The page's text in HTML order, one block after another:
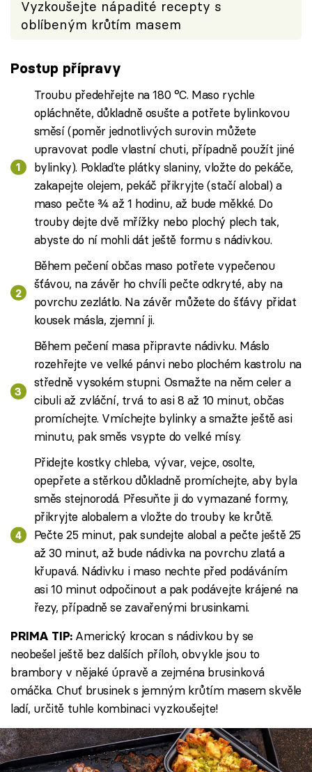
Vyzkoušejte nápadité recepty s
oblíbeným krůtím masem
Postup přípravy
Troubu předehřejte na 180 °C. Maso rychle
opláchněte, důkladně osušte a potřete bylinkovou
směsí (poměr jednotlivých surovin můžete
upravovat podle vlastní chuti, případně použít jiné
bylinky). Poklaďte plátky slaniny, vložte do pekáče,
zakapejte olejem, pekáč přikryjte (stačí alobal) a
maso pečte ¾ až 1 hodinu, až bude měkké. Do
trouby dejte dvě mřížky nebo plochý plech tak,
abyste do ní mohli dát ještě formu s nádivkou.
Během pečení občas maso potřete vypečenou
šťávou, na závěr ho chvíli pečte odkryté, aby na
povrchu zezlátlo. Na závěr můžete do šťávy přidat
kousek másla, zjemní ji.
Během pečení masa připravte nádivku. Máslo
rozehřejte ve velké pánvi nebo plochém kastrolu na
středně vysokém stupni. Osmažte na něm celer a
cibuli až zvláční, trvá to asi 8 až 10 minut, občas
promíchejte. Vmíchejte bylinky a smažte ještě asi
minutu, pak směs vsypte do velké mísy.
Přidejte kostky chleba, vývar, vejce, osolte,
opepřete a stěrkou důkladně promíchejte, aby byla
směs stejnorodá. Přesuňte ji do vymazané formy,
přikryjte alobalem a vložte do trouby ke krůtě.
Pečte 25 minut, pak sundejte alobal a pečte ještě 25
až 30 minut, až bude nádivka na povrchu zlatá a
křupavá. Nádivku i maso nechte před podáváním
asi 10 minut odpočinout a pak podávejte krájené na
řezy, případně se zavařenými brusinkami.
PRIMA TIP:Americký krocan s nádivkou by se
neobešel ještě bez dalších příloh, obvykle jsou to
brambory v nějaké úpravě a zejména brusinková
omáčka. Chuť brusinek s jemným krůtím masem skvěle
ladí, určitě tuhle kombinaci vyzkoušejte!